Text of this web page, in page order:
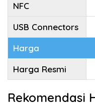
NFC
USB Connectors
Harga
Harga Resmi
Rekomendasi